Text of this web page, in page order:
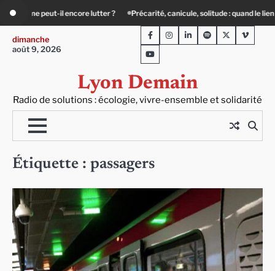
content
lutter ? Précarité, canicule, solitude : quand le lien social devient essentiel
dimanche
août 9, 2026
Lyon Demain
Radio de solutions : écologie, vivre-ensemble et solidarité
FacebookInstagram
LinkedInSpotifyTwitterViméo
Youtube
Étiquette : passagers